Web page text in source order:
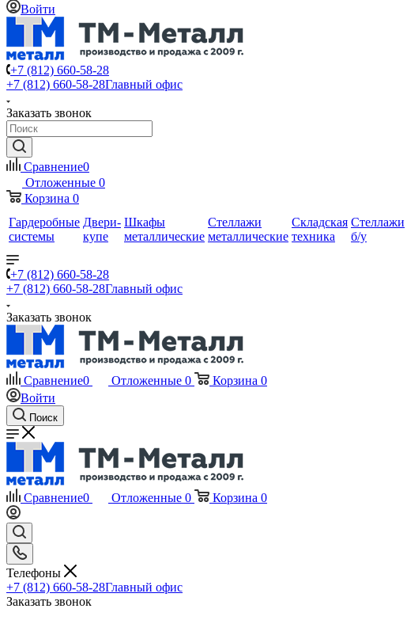
Войти
+7 (812) 660-58-28
+7 (812) 660-58-28Главный офис
Заказать звонок
Сравнение0
Отложенные 0
Корзина 0
Гардеробные
системы
Двери-
купе
Шкафы
металлические
Стеллажи
металлические
Складская
техника
Стеллажи
б/у
+7 (812) 660-58-28
+7 (812) 660-58-28Главный офис
Заказать звонок
Сравнение0 Отложенные 0 Корзина 0
Войти
Поиск
Сравнение0 Отложенные 0 Корзина 0
Телефоны
+7 (812) 660-58-28Главный офис
Заказать звонок